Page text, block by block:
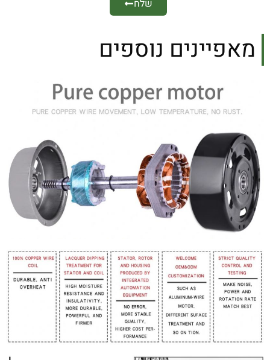
שלח
מאפיינים נוספים